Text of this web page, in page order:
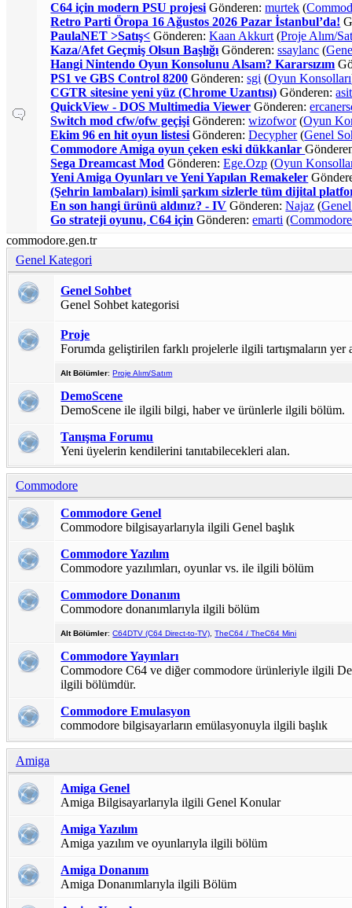
C64 için modern PSU projesi Gönderen:murtek (
Retro Parti Öropa 16 Ağustos 2026 Pazar İstanbul’da!
PaulaNET >Satış< Gönderen:Kaan Akkurt (Proje Alım/
Kaza/Afet Geçmiş Olsun Başlığı Gönderen:ssaylanc (
Hangi Nintendo Oyun Konsolunu Alsam? Kararsızım
PS1 ve GBS Control 8200 Gönderen:sgi (Oyun Konsolları
CGTR sitesine yeni yüz (Chrome Uzantısı) Gönderen:asit
QuickView - DOS Multimedia Viewer Gönderen:
Switch mod cfw/ofw geçişi Gönderen:wizofwor(Oyun
Ekim 96 en hit oyun listesi Gönderen:Decypher(Genel
Commodore Amiga oyun çeken eski dükkanlar
Sega Dreamcast Mod Gönderen:Ege.Ozp (Oyun
Yeni Amiga Oyunları ve Yeni Yapılan Remakeler
(Şehrin lambaları) isimli şarkım sizlerle tüm dijital
En son hangi ürünü aldınız? - IV Gönderen:Najaz (
Go strateji oyunu, C64 için Gönderen:emarti (Commodore
commodore.gen.tr
Genel Kategori
Genel Sohbet
Genel Sohbet kategorisi
Proje
Forumda geliştirilen farklı projelerle ilgili tartışmaların yer
Alt Bölümler:Proje Alım/Satım
DemoScene
DemoScene ile ilgili bilgi, haber ve ürünlerle ilgili bölüm.
Tanışma Forumu
Yeni üyelerin kendilerini tanıtabilecekleri alan.
Commodore
Commodore Genel
Commodore bilgisayarlarıyla ilgili Genel başlık
Commodore Yazılım
Commodore yazılımları, oyunlar vs. ile ilgili bölüm
Commodore Donanım
Commodore donanımlarıyla ilgili bölüm
Alt Bölümler:C64DTV (C64 Direct-to-TV),TheC64 / TheC64 Mini
Commodore Yayınları
Commodore C64 ve diğer commodore ürünleriyle ilgili
ilgili bölümdür.
Commodore Emulasyon
commodore bilgisayarların emülasyonuyla ilgili başlık
Amiga
Amiga Genel
Amiga Bilgisayarlarıyla ilgili Genel Konular
Amiga Yazılım
Amiga yazılım ve oyunlarıyla ilgili bölüm
Amiga Donanım
Amiga Donanımlarıyla ilgili Bölüm